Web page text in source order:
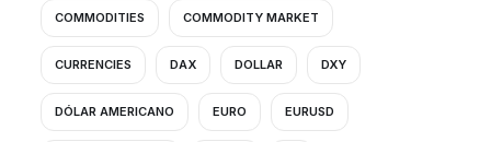
COMMODITIES COMMODITY MARKET
CURRENCIES DAX DOLLAR DXY
DÓLAR AMERICANO EURO EURUSD